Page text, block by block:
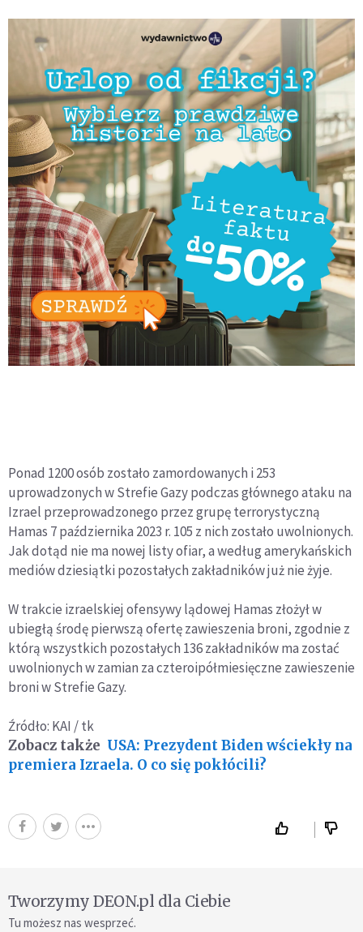
Ponad 1200 osób zostało zamordowanych i 253
uprowadzonych w Strefie Gazy podczas głównego ataku na
Izrael przeprowadzonego przez grupę terrorystyczną
Hamas 7 października 2023 r. 105 z nich zostało uwolnionych.
Jak dotąd nie ma nowej listy ofiar, a według amerykańskich
mediów dziesiątki pozostałych zakładników już nie żyje.
W trakcie izraelskiej ofensywy lądowej Hamas złożył w
ubiegłą środę pierwszą ofertę zawieszenia broni, zgodnie z
którą wszystkich pozostałych 136 zakładników ma zostać
uwolnionych w zamian za czteroipółmiesięczne zawieszenie
broni w Strefie Gazy.
Źródło: KAI / tk
Zobacz także USA: Prezydent Biden wściekły na
premiera Izraela. O co się pokłócili?
Tworzymy DEON.pl dla Ciebie
Tu możesz nas wesprzeć.